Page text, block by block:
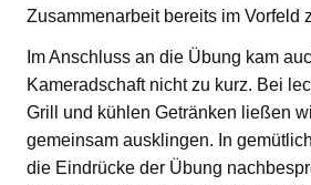
Zusammenarbeit bereits im Vorfeld
Im Anschluss an die Übung kam
Kameradschaft nicht zu kurz. Bei
Grill und kühlen Getränken ließen
gemeinsam ausklingen. In
die Eindrücke der Übung